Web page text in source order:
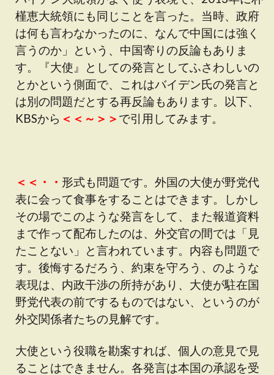
槿恵大統領にも同じことを言った。当時、政府
は何も言わなかったのに、なんで中国には強く
言うのか」という、中国寄りの反論もありま
す。『大使』としての発言としてふさわしいの
とかという側面で、これはバイデン氏の発言と
は別の問題だとする再反論もあります。以下、
KBSから ＜＜～＞＞ で引用してみます。
＜＜・・ 形式も問題です。外国の大使が野党代
表に会って食事をすることはできます。しかし
その場でこのような発言をして、また報道資料
まで作って配布したのは、外交官の間では「見
たことない」と言われています。内容も問題で
す。後悔するだろう、約束を守ろう、のような
表現は、内政干渉の所持があり、大使が駐在国
野党代表の前でするものではない、というのが
外交関係者たちの見解です。
大使という役職を勘案すれば、個人の意見で見
ることはできません。各発言は本国の承認を受